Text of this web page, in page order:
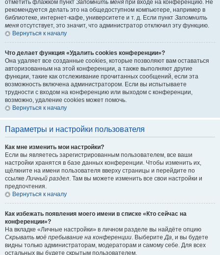
отметить флажком пункт Запомнить меня при входе на конференцию. Не
рекомендуется делать это на общедоступном компьютере, например в
библиотеке, интернет-кафе, университете и т. д. Если пункт Запомнить
меня отсутствует, это значит, что администратор отключил эту функцию.
Вернуться к началу
Что делает функция «Удалить cookies конференции»?
Она удаляет все созданные cookies, которые позволяют вам оставаться
авторизованным на этой конференции, а также выполняют другие
функции, такие как отслеживание прочитанных сообщений, если эта
возможность включена администратором. Если вы испытываете
трудности с входом на конференцию или выходом с конференции,
возможно, удаление cookies может помочь.
Вернуться к началу
Параметры и настройки пользователя
Как мне изменить мои настройки?
Если вы являетесь зарегистрированным пользователем, все ваши
настройки хранятся в базе данных конференции. Чтобы изменить их,
щёлкните на имени пользователя вверху страницы и перейдите по
ссылкеЛичный раздел. Там вы можете изменить все свои настройки и
предпочтения.
Вернуться к началу
Как избежать появления моего имени в списке «Кто сейчас на
конференции»?
На вкладке «Личные настройки» в личном разделе вы найдёте опцию
Скрывать моё пребывание на конференции. ВыберитеДа, и вы будете
видны только администраторам, модераторам и самому себе. Для всех
остальных вы будете скрытым пользователем.